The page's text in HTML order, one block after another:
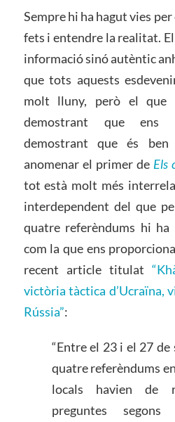
Sempre hi ha hagut vies
fets i entendre la realitat.
informació sinó autèntic
que tots aquests
molt lluny, però el que
demostrant que ens
demostrant que és
anomenar el primer de Els
tot està molt més
interdependent del que
quatre referèndums hi
com la que ens
recent article titulat
victòria tàctica d’Ucraïna,
Rússia”:
“Entre el 23 i el 27
quatre referèndums
locals havien de
preguntes